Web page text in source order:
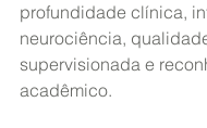
profundidade clínica,
neurociência,
supervisionada e
acadêmico.